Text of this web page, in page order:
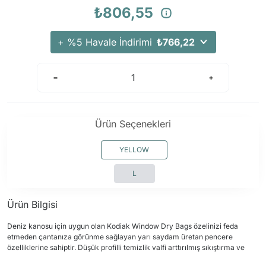
₺806,55
+ %5 Havale İndirimi ₺766,22
Ürün Seçenekleri
YELLOW
L
Ürün Bilgisi
Deniz kanosu için uygun olan Kodiak Window Dry Bags özelinizi feda
etmeden çantanıza görünme sağlayan yarı saydam üretan pencere
özelliklerine sahiptir. Düşük profilli temizlik valfi arttırılmış sıkıştırma ve